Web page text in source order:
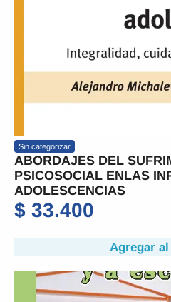
Sin categorizar
ABORDAJES DEL
PSICOSOCIAL ENLAS
ADOLESCENCIAS
$ 33.400
Agregar